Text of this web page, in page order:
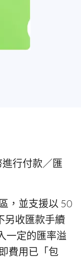
行付款／匯
，並支援以 50
另收匯款手續
一定的匯率溢
費用已「包